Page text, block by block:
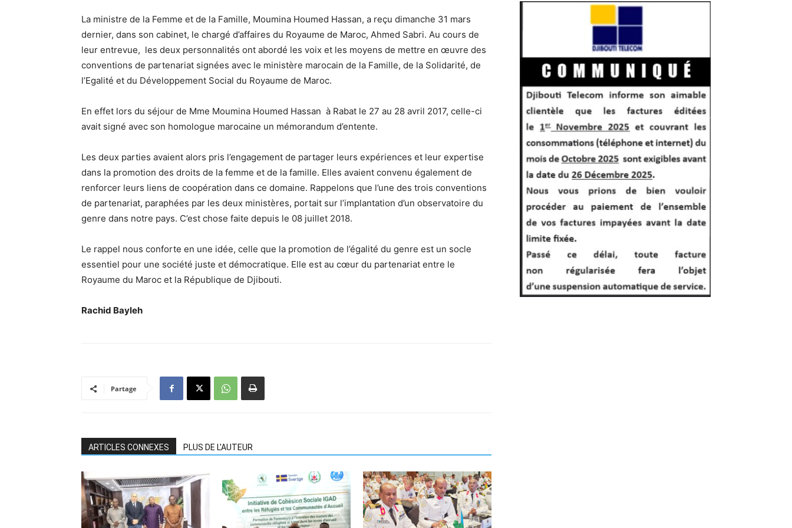
La ministre de la Femme et de la Famille, Moumina Houmed Hassan, a reçu dimanche 31 mars
dernier, dans son cabinet, le chargé d’affaires du Royaume de Maroc, Ahmed Sabri. Au cours de
leur entrevue, les deux personnalités ont abordé les voix et les moyens de mettre en œuvre des
conventions de partenariat signées avec le ministère marocain de la Famille, de la Solidarité, de
l’Egalité et du Développement Social du Royaume de Maroc.
En effet lors du séjour de Mme Moumina Houmed Hassan à Rabat le 27 au 28 avril 2017, celle-ci
avait signé avec son homologue marocaine un mémorandum d’entente.
Les deux parties avaient alors pris l’engagement de partager leurs expériences et leur expertise
dans la promotion des droits de la femme et de la famille. Elles avaient convenu également de
renforcer leurs liens de coopération dans ce domaine. Rappelons que l’une des trois conventions
de partenariat, paraphées par les deux ministères, portait sur l’implantation d’un observatoire du
genre dans notre pays. C’est chose faite depuis le 08 juillet 2018.
Le rappel nous conforte en une idée, celle que la promotion de l’égalité du genre est un socle
essentiel pour une société juste et démocratique. Elle est au cœur du partenariat entre le
Royaume du Maroc et la République de Djibouti.
Rachid Bayleh
Partage
ARTICLES CONNEXES PLUS DE L'AUTEUR